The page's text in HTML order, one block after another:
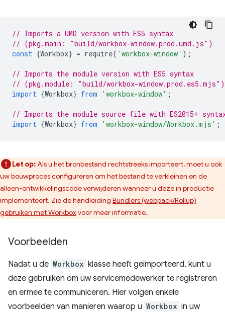
// Imports a UMD version with ES5 syntax
// (pkg.main: "build/workbox-window.prod.umd.js")
const {Workbox} = require( 'workbox-window' );
// Imports the module version with ES5 syntax
// (pkg.module: "build/workbox-window.prod.es5.mjs")
import {Workbox} from 'workbox-window' ;
// Imports the module source file with ES2015+
import {Workbox} from 'workbox-window/Workbox.mjs' ;
Let op:Als u het bronbestand rechtstreeks importeert, moet u ook
uw bouwproces configureren om het bestand te verkleinen en de
alleen-ontwikkelingscode verwijderen wanneer u deze in productie
implementeert. Zie de handleiding Bundlers (webpack/Rollup)
gebruiken met Workboxvoor meer informatie.
Voorbeelden
Nadat u de Workbox klasse heeft geïmporteerd, kunt u
deze gebruiken om uw servicemedewerker te registreren
en ermee te communiceren. Hier volgen enkele
voorbeelden van manieren waarop u Workbox in uw